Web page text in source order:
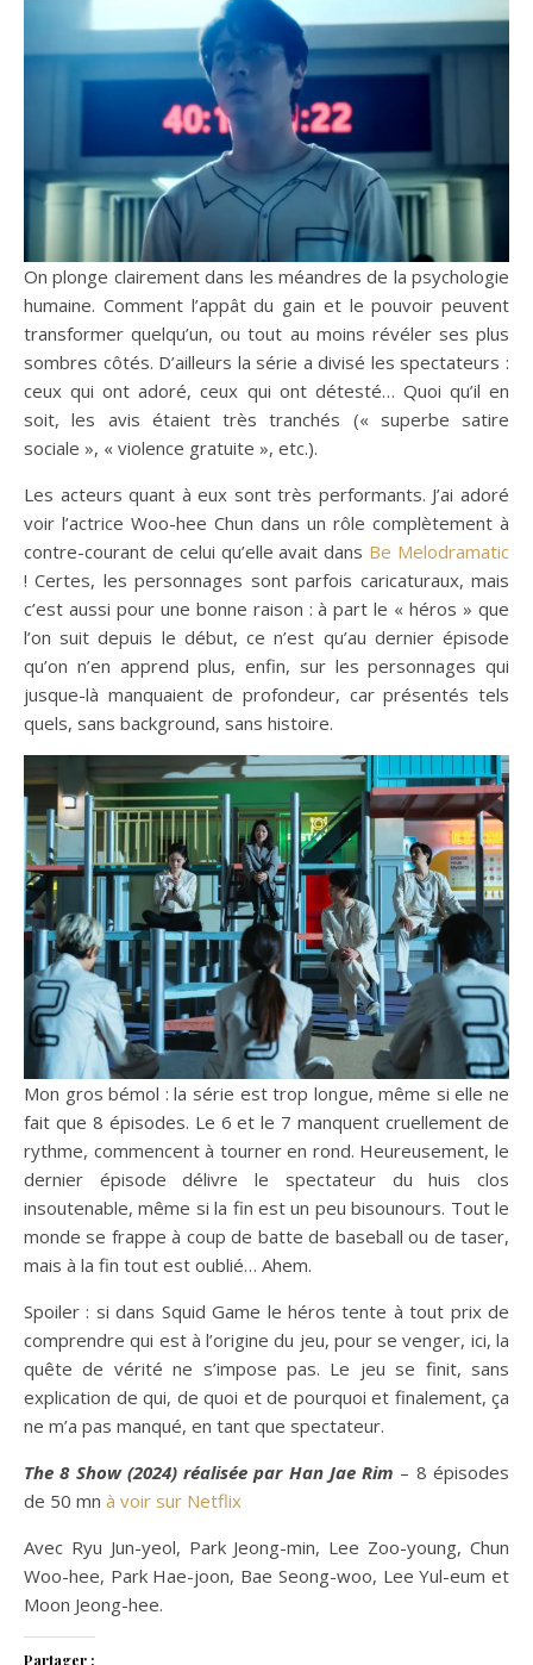
On plonge clairement dans les méandres de la psychologie
humaine. Comment l’appât du gain et le pouvoir peuvent
transformer quelqu’un, ou tout au moins révéler ses plus
sombres côtés. D’ailleurs la série a divisé les spectateurs :
ceux qui ont adoré, ceux qui ont détesté… Quoi qu’il en
soit, les avis étaient très tranchés (« superbe satire
sociale », « violence gratuite », etc.).
Les acteurs quant à eux sont très performants. J’ai adoré
voir l’actrice Woo-hee Chun dans un rôle complètement à
contre-courant de celui qu’elle avait dans Be Melodramatic
! Certes, les personnages sont parfois caricaturaux, mais
c’est aussi pour une bonne raison : à part le « héros » que
l’on suit depuis le début, ce n’est qu’au dernier épisode
qu’on n’en apprend plus, enfin, sur les personnages qui
jusque-là manquaient de profondeur, car présentés tels
quels, sans background, sans histoire.
Mon gros bémol : la série est trop longue, même si elle ne
fait que 8 épisodes. Le 6 et le 7 manquent cruellement de
rythme, commencent à tourner en rond. Heureusement, le
dernier épisode délivre le spectateur du huis clos
insoutenable, même si la fin est un peu bisounours. Tout le
monde se frappe à coup de batte de baseball ou de taser,
mais à la fin tout est oublié… Ahem.
Spoiler : si dans Squid Game le héros tente à tout prix de
comprendre qui est à l’origine du jeu, pour se venger, ici, la
quête de vérité ne s’impose pas. Le jeu se finit, sans
explication de qui, de quoi et de pourquoi et finalement, ça
ne m’a pas manqué, en tant que spectateur.
The 8 Show (2024) réalisée par Han Jae Rim – 8 épisodes
de 50 mn à voir sur Netflix
Avec Ryu Jun-yeol, Park Jeong-min, Lee Zoo-young, Chun
Woo-hee, Park Hae-joon, Bae Seong-woo, Lee Yul-eum et
Moon Jeong-hee.
Partager :